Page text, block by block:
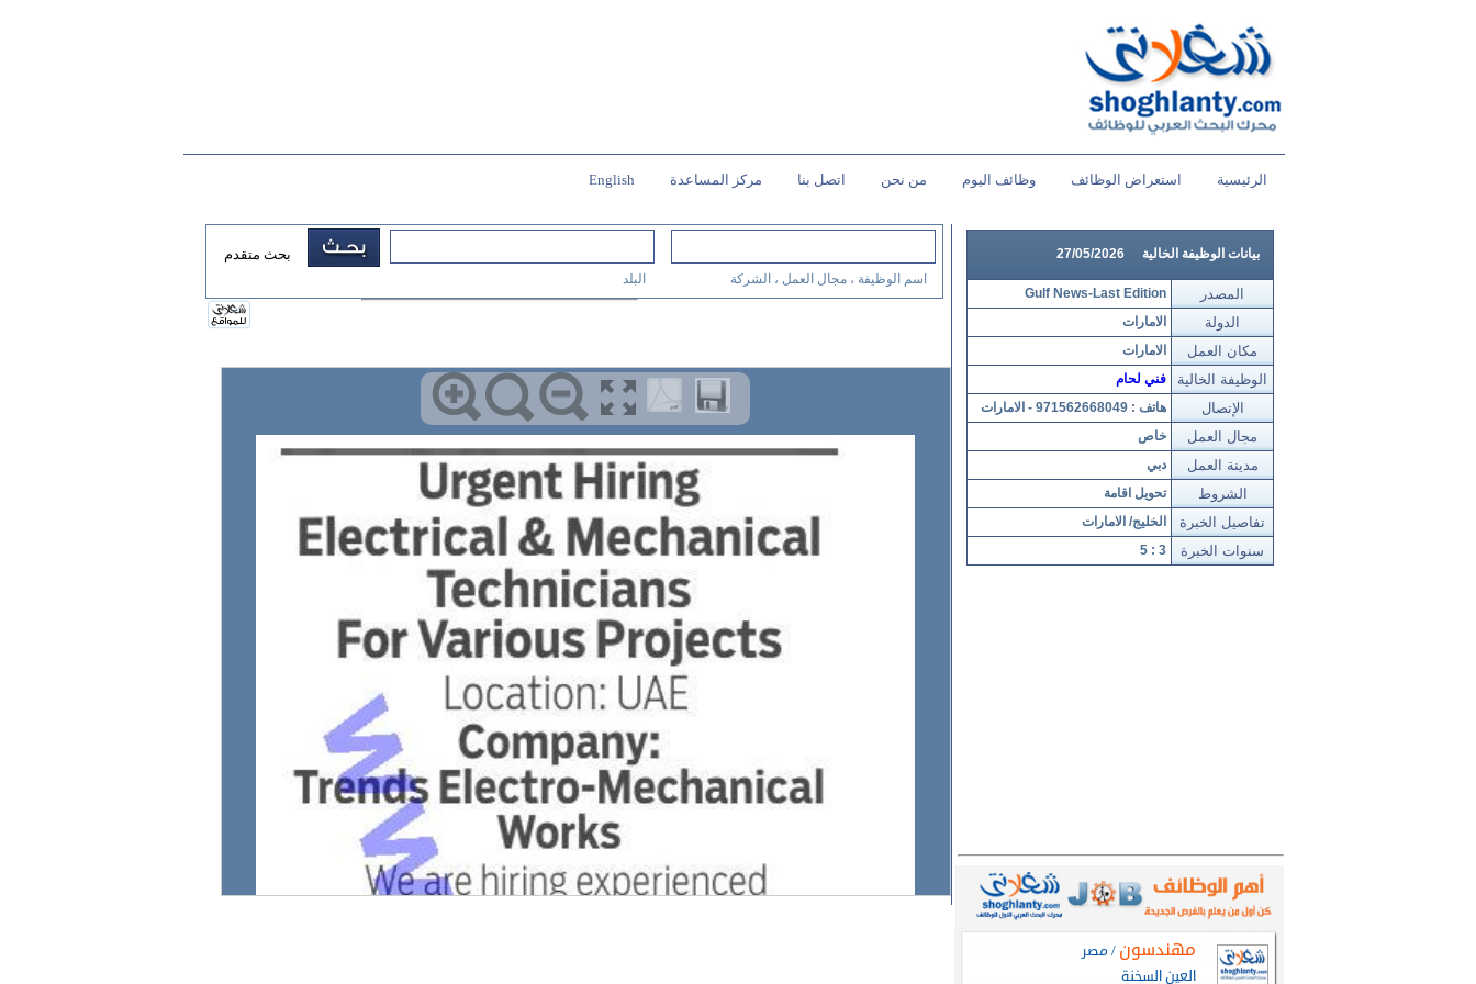
الرئيسية استعراض الوظائف وظائف اليوم من نحن اتصل بنا مركز المساعدة English
بيانات الوظيفة الخالية 27/05/2026
Gulf News-Last Edition المصدر
الامارات الدولة
الامارات مكان العمل
فني لحام الوظيفة الخالية
هاتف : 971562668049 - الامارات الإتصال
خاص مجال العمل
دبي مدينة العمل
تحويل اقامة الشروط
الخليج/ الامارات تفاصيل الخبرة
3 : 5 سنوات الخبرة
اسم الوظيفة ، مجال العمل ، الشركة البلد
بحث متقدم